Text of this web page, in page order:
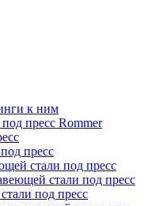
к ним
пресс Rommer
пресс
стали под пресс
стали под пресс
под пресс